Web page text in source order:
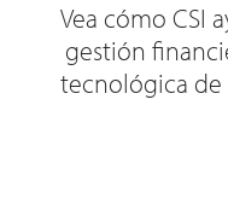
Vea cómo CSI
gestión
tecnológica de